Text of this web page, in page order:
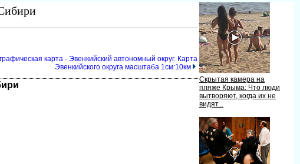
Скрытая камера на
пляже Крыма: Что люди
ытворяют, когда их не
идят...
карта - Эвенкийский автономный округ. Карта
Эвенкийского округа масштаба 1см:10км